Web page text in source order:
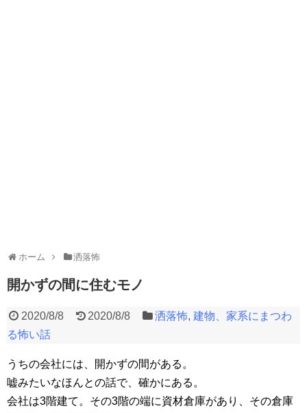
ホーム 洒落怖
開かずの間に住むモノ
2020/8/8 2020/8/8 洒落怖,建物、家系にまつわ
る怖い話
うちの会社には、開かずの間がある。
嘘みたいなほんとの話で、確かにある。
会社は3階建て。その3階の端に資材倉庫があり、その倉庫